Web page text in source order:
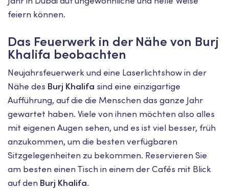
feiern können.
Das Feuerwerk in der Nähe von Burj
Khalifa beobachten
Neujahrsfeuerwerk und eine Laserlichtshow in der
Nähe des Burj Khalifa sind eine einzigartige
Aufführung, auf die die Menschen das ganze Jahr
gewartet haben. Viele von ihnen möchten also alles
mit eigenen Augen sehen, und es ist viel besser, früh
anzukommen, um die besten verfügbaren
Sitzgelegenheiten zu bekommen. Reservieren Sie
am besten einen Tisch in einem der Cafés mit Blick
auf den Burj Khalifa.